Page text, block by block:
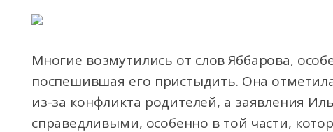
Многие возмутились от слов Яббарова,
поспешившая его пристыдить. Она
из-за конфликта родителей, а заявления
справедливыми, особенно в той части,